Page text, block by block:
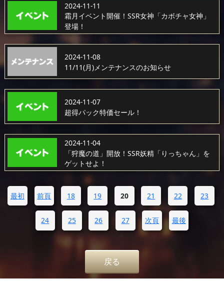
2024-11-11
霜月イベント開催！SSR女神「カボチャ女神」
登場！
2024-11-08
11/11(月)メンテナンスのお知らせ
2024-11-07
超得パック特価セール！
2024-11-04
「狩魔の道」開放！SSR妖精「りっちゃん」を
ゲットせよ！
最初 前頁 18 19 20 21 22 23
24 25 26 27 次頁 最後
戻る